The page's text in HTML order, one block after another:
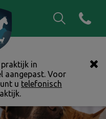
Drents Friese Wold
Open
Zoek
in
aangepast. Voor
u telefonisch